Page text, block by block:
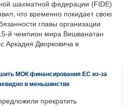
шахматной федерации (FIDE)
что временно покидает свою
главы организации
й чемпион мира Вишванатан
Аркадия Дворковича в
МОК финансирования ЕС из-за
в меньшинстве
прекратить